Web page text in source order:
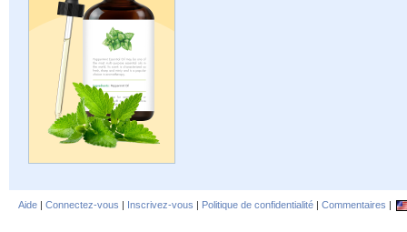
Aide | Connectez-vous | Inscrivez-vous | Politique de confidentialité | Commentaires |